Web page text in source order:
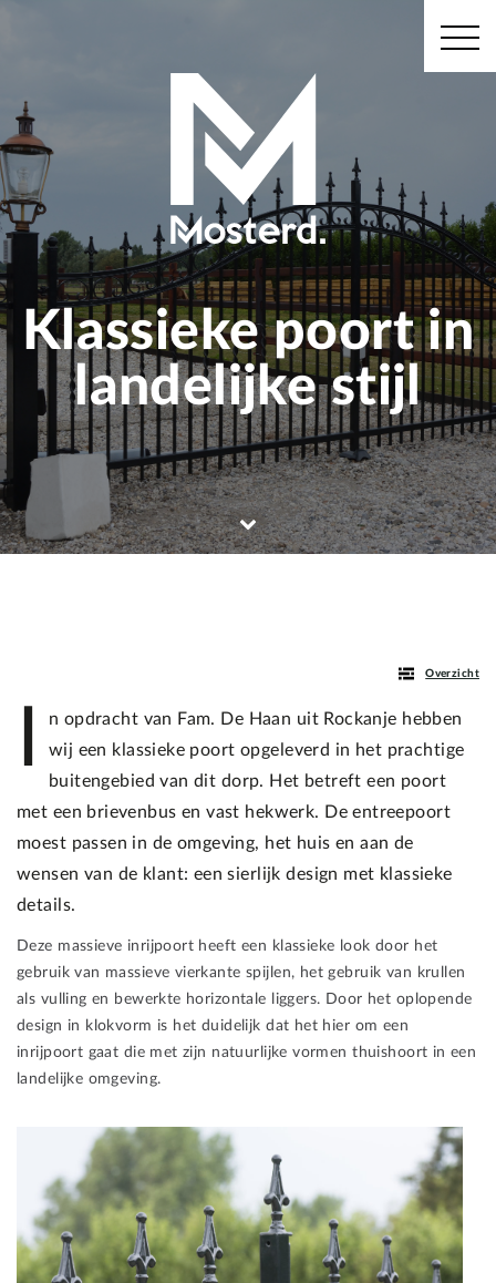
Klassieke poort in
landelijke stijl
Overzicht
n opdracht van Fam. De Haan uit Rockanje hebben
wij een klassieke poort opgeleverd in het prachtige
buitengebied van dit dorp. Het betreft een poort
met een brievenbus en vast hekwerk. De entreepoort
moest passen in de omgeving, het huis en aan de
wensen van de klant: een sierlijk design met klassieke
details.
Deze massieve inrijpoort heeft een klassieke look door het
gebruik van massieve vierkante spijlen, het gebruik van krullen
als vulling en bewerkte horizontale liggers. Door het oplopende
design in klokvorm is het duidelijk dat het hier om een
inrijpoort gaat die met zijn natuurlijke vormen thuishoort in een
landelijke omgeving.